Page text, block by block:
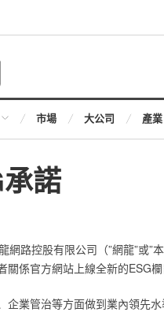
市場 大公司 產業
諾‎
網路控股有限公司（”網龍”或
係官方網站上線全新的ESG欄
企業管治等方面做到業內領先